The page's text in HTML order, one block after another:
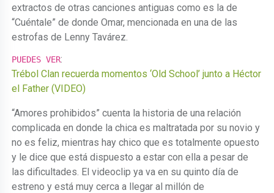
extractos de otras canciones antiguas como es la de
“Cuéntale” de donde Omar, mencionada en una de las
estrofas de Lenny Tavárez.
PUEDES VER:
Trébol Clan recuerda momentos ‘Old School’ junto a Héctor
el Father (VIDEO)
“Amores prohibidos” cuenta la historia de una relación
complicada en donde la chica es maltratada por su novio y
no es feliz, mientras hay chico que es totalmente opuesto
y le dice que está dispuesto a estar con ella a pesar de
las dificultades. El videoclip ya va en su quinto día de
estreno y está muy cerca a llegar al millón de